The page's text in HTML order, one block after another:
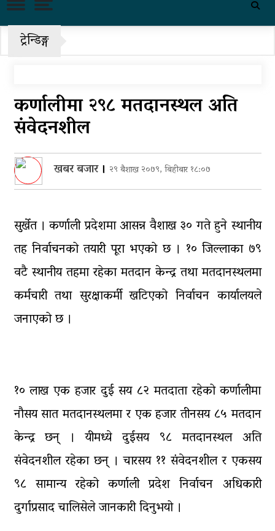
राजमार्ग अवरुद्ध
पुन: एमाले-नेकपा सहकार्यमा, प्रदेशको
भागबण्डा यस्तो छ…
डिभिजन सर्लाहीका प्रमुख र अधिकृत
पक्राउ
घरमाथि पहिरो खस्दा ३ वर्षीय बालकको
घरमाथिबाट पहिरो खसेपछि १३ घरधुरी
स्थानान्तरण
पाँच लाख घुससहित कर अधिकृत
रंगेहात पक्राऊ
ट्रेन्डिङ्ग
कर्णालीमा २९८ मतदानस्थल अति
संवेदनशील
खबर बजार। २९ बैशाख २०७९, बिहीबार १८:०७
सुर्खेत । कर्णाली प्रदेशमा आसन्न वैशाख ३० गते हुने स्थानीय
तह निर्वाचनको तयारी पूरा भएको छ । १० जिल्लाका ७९
वटै स्थानीय तहमा रहेका मतदान केन्द्र तथा मतदानस्थलमा
कर्मचारी तथा सुरक्षाकर्मी खटिएको निर्वाचन कार्यालयले
जनाएको छ ।
१० लाख एक हजार दुई सय ८२ मतदाता रहेको कर्णालीमा
नौसय सात मतदानस्थलमा र एक हजार तीनसय ८५ मतदान
केन्द्र छन् । यीमध्ये दुईसय ९८ मतदानस्थल अति
संवेदनशील रहेका छन् । चारसय ११ संवेदनशील र एकसय
९८ सामान्य रहेको कर्णाली प्रदेश निर्वाचन अधिकारी
दुर्गाप्रसाद चालिसेले जानकारी दिनुभयो ।